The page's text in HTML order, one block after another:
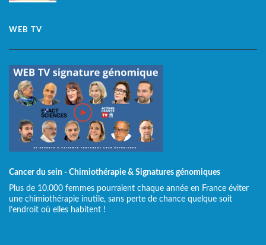
WEB TV
Cancer du sein - Chimiothérapie & Signatures génomiques
Plus de 10.000 femmes pourraient chaque année en France éviter
une chimiothérapie inutile, sans perte de chance quelque soit
l’endroit où elles habitent !